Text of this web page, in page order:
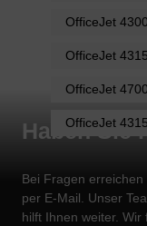
OfficeJet
OfficeJet 4315
OfficeJet
OfficeJet
Haben Sie
Bei Fragen
per E-Mail. Unser
hilft Ihnen weiter.